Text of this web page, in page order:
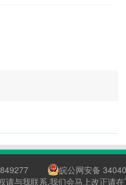
皖公网安备
与我联系,我们会马上改正请在